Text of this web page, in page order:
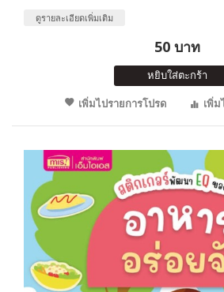
ดูรายละเอียดเพิ่มเติม
50 บาท
หยิบใส่ตะกร้า
เพิ่มไปรายการโปรด
เพิ่ม